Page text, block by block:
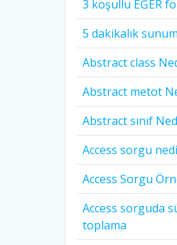
3 koşullu EĞER
5 dakikalık
Abstract class
Abstract metot
Abstract sınıf
Access sorgu
Access Sorgu
Access sorguda
toplama